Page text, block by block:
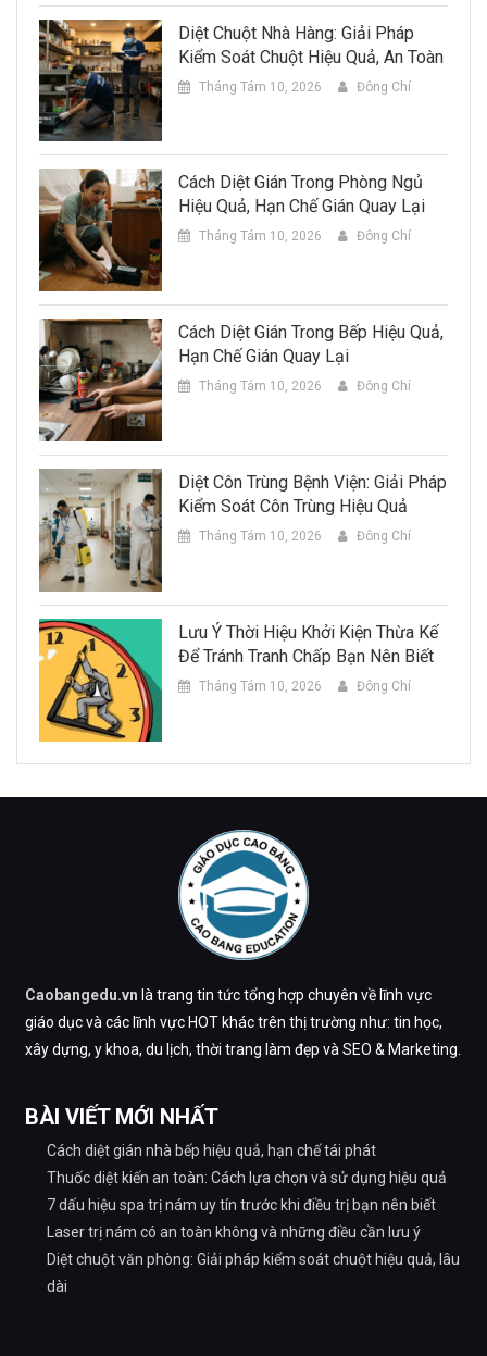
Diệt Chuột Nhà Hàng: Giải Pháp
Kiểm Soát Chuột Hiệu Quả, An Toàn
Tháng Tám 10, 2026 Đông Chí
Cách Diệt Gián Trong Phòng Ngủ
Hiệu Quả, Hạn Chế Gián Quay Lại
Tháng Tám 10, 2026 Đông Chí
Cách Diệt Gián Trong Bếp Hiệu Quả,
Hạn Chế Gián Quay Lại
Tháng Tám 10, 2026 Đông Chí
Diệt Côn Trùng Bệnh Viện: Giải Pháp
Kiểm Soát Côn Trùng Hiệu Quả
Tháng Tám 10, 2026 Đông Chí
Lưu Ý Thời Hiệu Khởi Kiện Thừa Kế
Để Tránh Tranh Chấp Bạn Nên Biết
Tháng Tám 10, 2026 Đông Chí
Caobangedu.vn là trang tin tức tổng hợp chuyên về lĩnh vực
giáo dục và các lĩnh vực HOT khác trên thị trường như: tin học,
xây dựng, y khoa, du lịch, thời trang làm đẹp và SEO & Marketing.
BÀI VIẾT MỚI NHẤT
Cách diệt gián nhà bếp hiệu quả, hạn chế tái phát
Thuốc diệt kiến an toàn: Cách lựa chọn và sử dụng hiệu quả
7 dấu hiệu spa trị nám uy tín trước khi điều trị bạn nên biết
Laser trị nám có an toàn không và những điều cần lưu ý
Diệt chuột văn phòng: Giải pháp kiểm soát chuột hiệu quả, lâu
dài